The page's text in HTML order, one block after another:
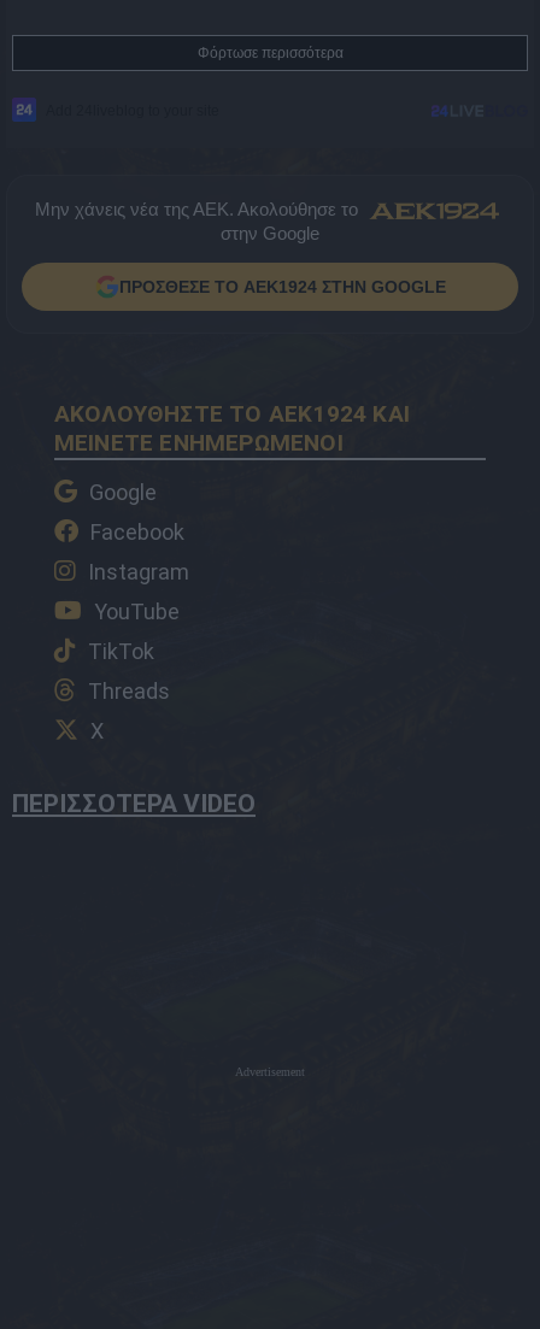
Φόρτωσε περισσότερα
Μην χάνεις νέα της ΑΕΚ. Ακολούθησε το
στην Google
ΠΡΟΣΘΕΣΕ ΤΟ AEK1924 ΣΤΗΝ GOOGLE
ΑΚΟΛΟΥΘΗΣΤΕ ΤΟ AEK1924 ΚΑΙ
ΜΕΙΝΕΤΕ ΕΝΗΜΕΡΩΜΕΝΟΙ
Google
Facebook
Instagram
YouTube
TikTok
Threads
X
ΠΕΡΙΣΣΟΤΕΡΑ VIDEO
Advertisement